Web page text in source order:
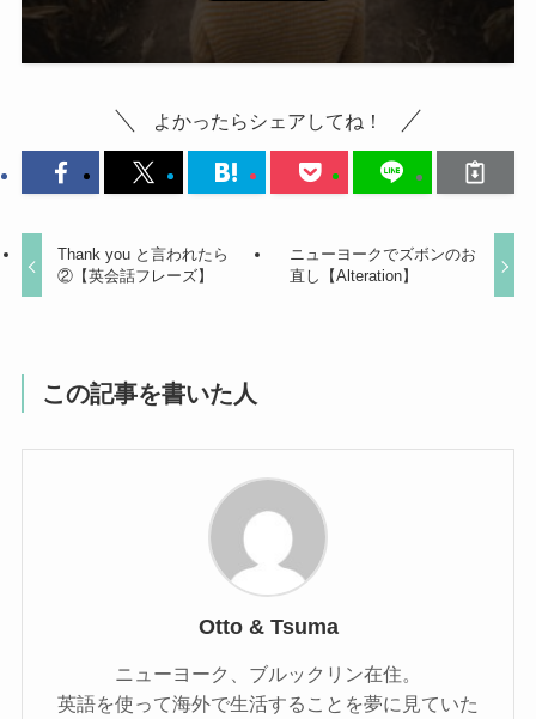
よかったらシェアしてね！
Thank you と言われたら
②【英会話フレーズ】
ニューヨークでズボンのお
直し【Alteration】
この記事を書いた人
Otto & Tsuma
ニューヨーク、ブルックリン在住。
英語を使って海外で生活することを夢に見ていた